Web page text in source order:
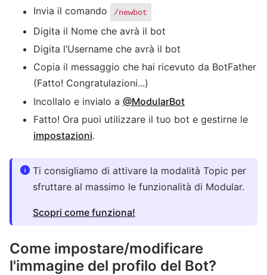
Invia il comando
/newbot
Digita il Nome che avrà il bot
Digita l’Username che avrà il bot
Copia il messaggio che hai ricevuto da BotFather
(Fatto! Congratulazioni...)
Incollalo e invialo a @ModularBot
Fatto! Ora puoi utilizzare il tuo bot e gestirne le
impostazioni.
Ti consigliamo di attivare la modalità Topic per
sfruttare al massimo le funzionalità di Modular.
Scopri come funziona!
Come impostare/modificare
l'immagine del profilo del Bot?